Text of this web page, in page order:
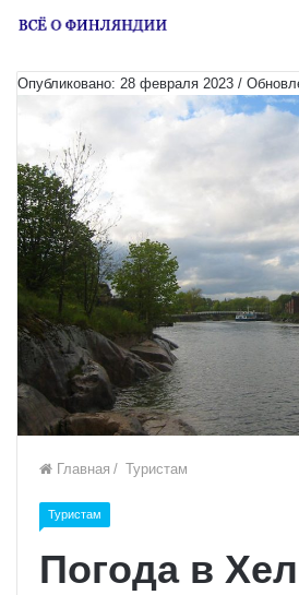
Опубликовано: 28 февраля 2023 /
Главная / Туристам
Туристам
Погода в